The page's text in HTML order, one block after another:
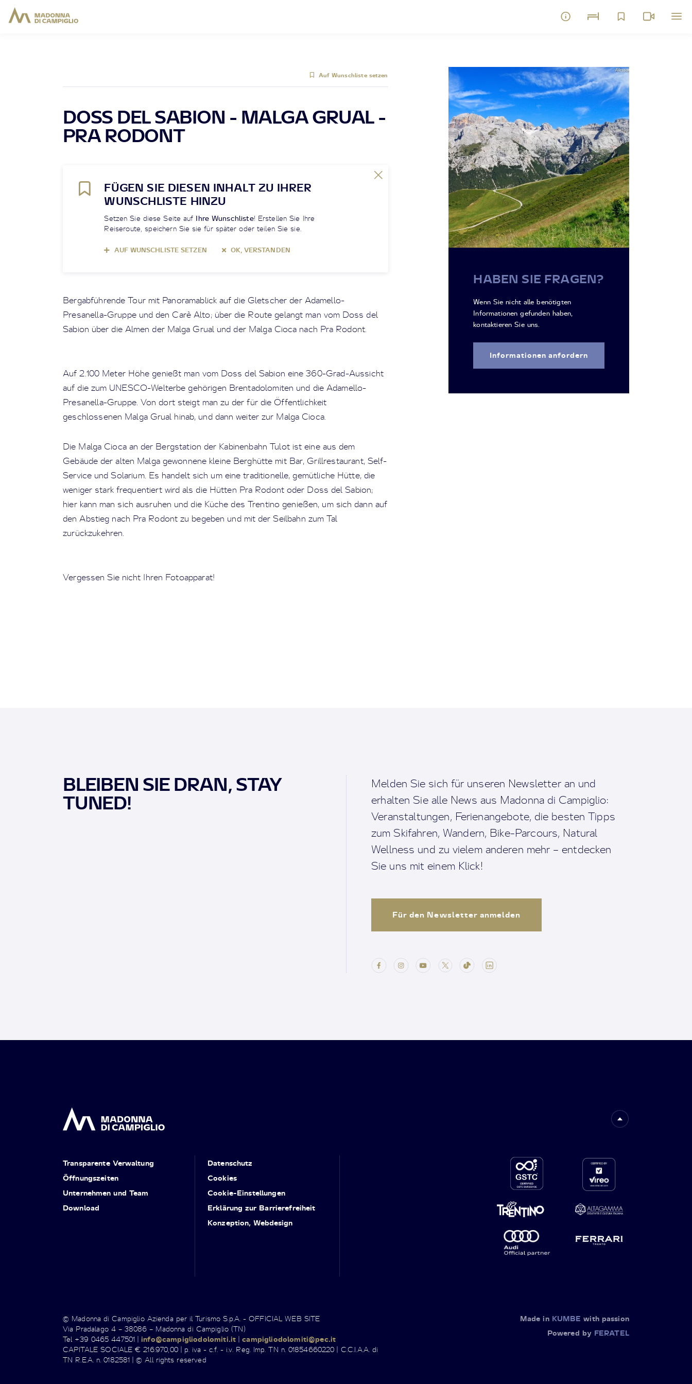
Auf Wunschliste setzen
DOSS DEL SABION - MALGA GRUAL -
PRA RODONT
FÜGEN SIE DIESEN INHALT ZU IHRER
WUNSCHLISTE HINZU
Setzen Sie diese Seite auf Ihre Wunschliste! Erstellen Sie Ihre
Reiseroute, speichern Sie sie für später oder teilen Sie sie.
AUF WUNSCHLISTE SETZEN OK, VERSTANDEN
Bergabführende Tour mit Panoramablick auf die Gletscher der Adamello-
Presanella-Gruppe und den Carè Alto; über die Route gelangt man vom Doss del
Sabion über die Almen der Malga Grual und der Malga Cioca nach Pra Rodont.
Auf 2.100 Meter Höhe genießt man vom Doss del Sabion eine 360-Grad-Aussicht
auf die zum UNESCO-Welterbe gehörigen Brentadolomiten und die Adamello-
Presanella-Gruppe. Von dort steigt man zu der für die Öffentlichkeit
geschlossenen Malga Grual hinab, und dann weiter zur Malga Cioca.
Die Malga Cioca an der Bergstation der Kabinenbahn Tulot ist eine aus dem
Gebäude der alten Malga gewonnene kleine Berghütte mit Bar, Grillrestaurant, Self-
Service und Solarium. Es handelt sich um eine traditionelle, gemütliche Hütte, die
weniger stark frequentiert wird als die Hütten Pra Rodont oder Doss del Sabion;
hier kann man sich ausruhen und die Küche des Trentino genießen, um sich dann auf
den Abstieg nach Pra Rodont zu begeben und mit der Seilbahn zum Tal
zurückzukehren.
Vergessen Sie nicht Ihren Fotoapparat!
HABEN SIE FRAGEN?
Wenn Sie nicht alle benötigten
Informationen gefunden haben,
kontaktieren Sie uns.
Informationen anfordern
BLEIBEN SIE DRAN, STAY
TUNED!
Melden Sie sich für unseren Newsletter an und
erhalten Sie alle News aus Madonna di Campiglio:
Veranstaltungen, Ferienangebote, die besten Tipps
zum Skifahren, Wandern, Bike-Parcours, Natural
Wellness und zu vielem anderen mehr – entdecken
Sie uns mit einem Klick!
Für den Newsletter anmelden
Transparente Verwaltung
Öffnungszeiten
Unternehmen und Team
Download
Datenschutz
Cookies
Cookie-Einstellungen
Erklärung zur Barrierefreiheit
Konzeption, Webdesign
© Madonna di Campiglio Azienda per il Turismo S.p.A. - OFFICIAL WEB SITE
Via Pradalago 4 – 38086 – Madonna di Campiglio (TN)
Tel +39 0465 447501 |info@campigliodolomiti.it |campigliodolomiti@pec.it
CAPITALE SOCIALE € 216.970,00 | p. iva - c.f. - i.v. Reg. Imp. TN n. 01854660220 | C.C.I.A.A. di
TN R.E.A. n. 0182581 | © All rights reserved
Made in KUMBE with passion
Powered by FERATEL